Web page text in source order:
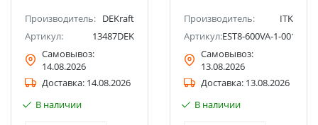
Производитель: DEKraft
Артикул:
13487DEK
Самовывоз:
14.08.2026
Доставка: 14.08.2026
В наличии
Производитель:
ITK
Артикул:EST8-600VA-1-001-L
Самовывоз:
13.08.2026
Доставка: 13.08.2026
В наличии